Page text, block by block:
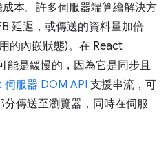
本。許多伺服器端算繪解決方
延遲，或傳送的資料量加倍
的內嵌狀態)。在 React
能是緩慢的，因為它是同步且
伺服器 DOM API 支援串流，可
傳送至瀏覽器，同時在伺服